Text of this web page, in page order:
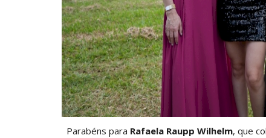
Parabéns para Rafaela Raupp Wilhelm, que